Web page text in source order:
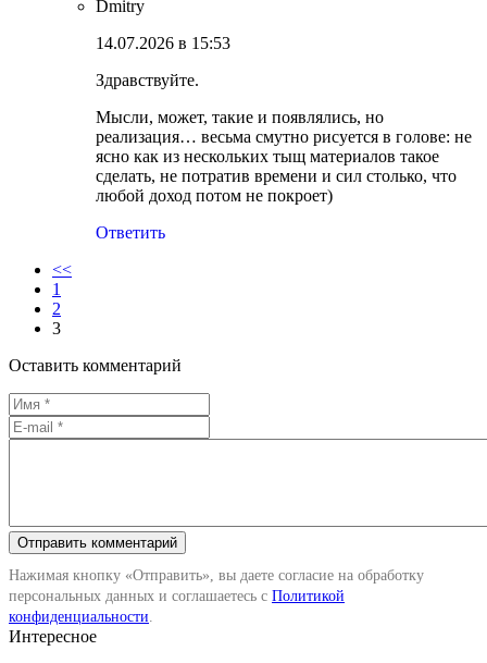
Dmitry
14.07.2026 в 15:53
Здравствуйте.
Мысли, может, такие и появлялись, но
реализация… весьма смутно рисуется в голове: не
ясно как из нескольких тыщ материалов такое
сделать, не потратив времени и сил столько, что
любой доход потом не покроет)
Ответить
<<
1
2
3
Оставить комментарий
Нажимая кнопку «Отправить», вы даете согласие на обработку
персональных данных и соглашаетесь с Политикой
конфиденциальности.
Интересное